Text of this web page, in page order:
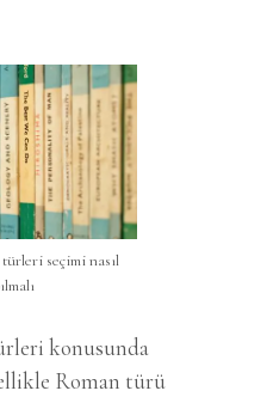
seçimi nasıl
konusunda
Roman türü